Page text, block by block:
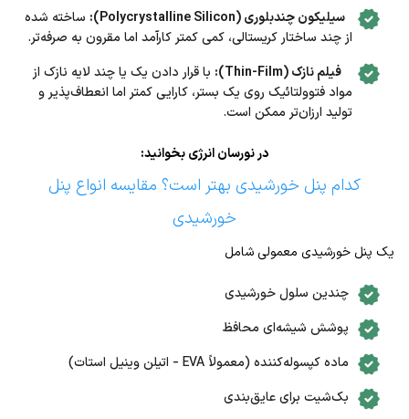
سیلیکون چندبلوری (Polycrystalline Silicon):
ساخته شده
از چند ساختار کریستالی، کمی کمتر کارآمد اما مقرون به صرفه‌تر.
فیلم نازک (Thin-Film):
با قرار دادن یک یا چند لایه نازک از
مواد فتوولتائیک روی یک بستر، کارایی کمتر اما انعطاف‌پذیر و
تولید ارزان‌تر ممکن است.
در نورسان انرژی بخوانید:
کدام پنل خورشیدی بهتر است؟ مقایسه انواع پنل
خورشیدی
یک پنل خورشیدی معمولی شامل
چندین سلول خورشیدی
پوشش شیشه‌ای محافظ
ماده کپسوله‌کننده (معمولاً EVA – اتیلن وینیل استات)
بک‌شیت برای عایق‌بندی